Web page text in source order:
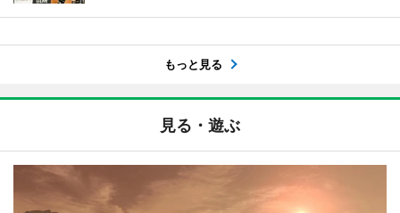
もっと見る
見る・遊ぶ